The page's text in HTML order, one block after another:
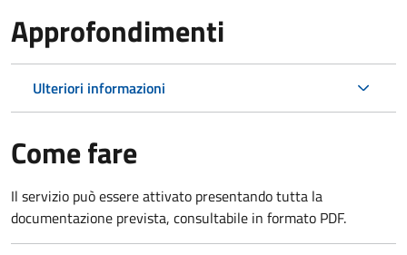
Approfondimenti
Ulteriori informazioni
Come fare
Il servizio può essere attivato presentando tutta la
documentazione prevista, consultabile in formato PDF.